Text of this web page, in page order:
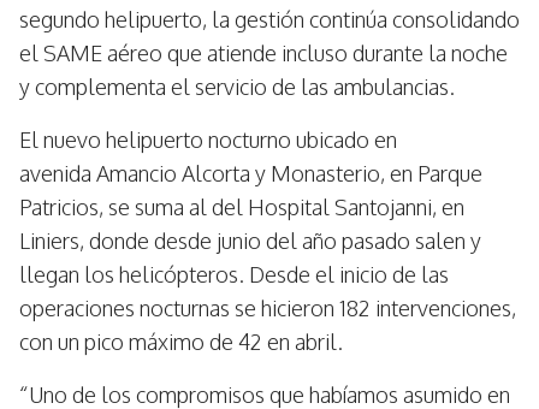
segundo helipuerto, la gestión continúa consolidando
el SAME aéreo que atiende incluso durante la noche
y complementa el servicio de las ambulancias.
El nuevo helipuerto nocturno ubicado en
avenida Amancio Alcorta y Monasterio, en Parque
Patricios, se suma al del Hospital Santojanni, en
Liniers, donde desde junio del año pasado salen y
llegan los helicópteros. Desde el inicio de las
operaciones nocturnas se hicieron 182 intervenciones,
con un pico máximo de 42 en abril.
“Uno de los compromisos que habíamos asumido en